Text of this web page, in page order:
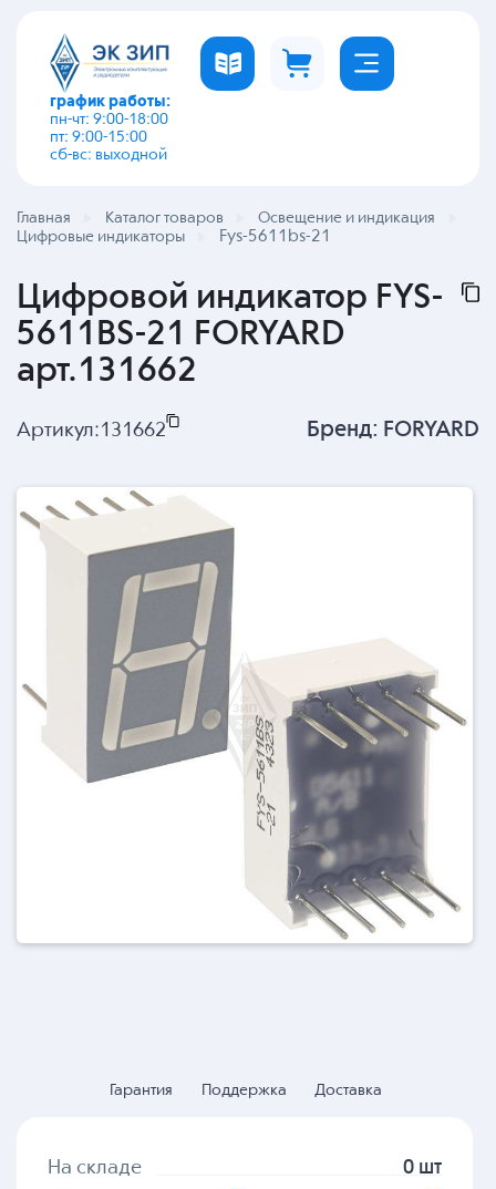
график работы:
пн-чт: 9:00-18:00
пт: 9:00-15:00
сб-вс: выходной
Главная Каталог товаров
Освещение и индикация
Цифровые индикаторы
Fys-5611bs-21
Цифровой индикатор FYS-
5611BS-21 FORYARD
арт.131662
Артикул:131662 Бренд: FORYARD
Гарантия Поддержка Доставка
На складе 0 шт